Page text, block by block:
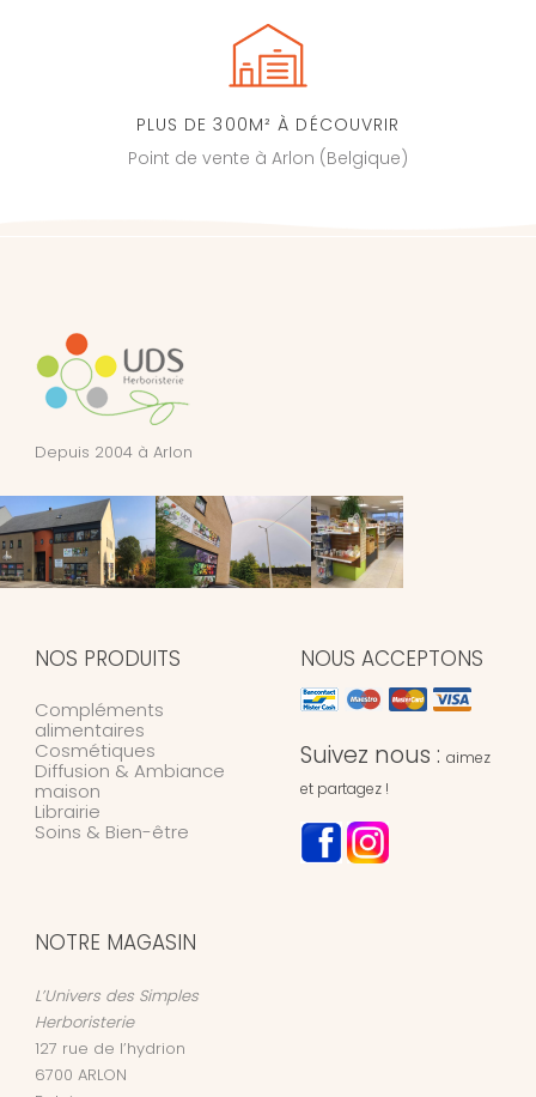
PLUS DE 300M² À DÉCOUVRIR
Point de vente à Arlon (Belgique)
Depuis 2004 à Arlon
NOS PRODUITS
Compléments
alimentaires
Cosmétiques
Diffusion & Ambiance
maison
Librairie
Soins & Bien-être
NOUS ACCEPTONS
Suivez nous : aimez
et partagez !
NOTRE MAGASIN
L’Univers des Simples
Herboristerie
127 rue de l’hydrion
6700 ARLON